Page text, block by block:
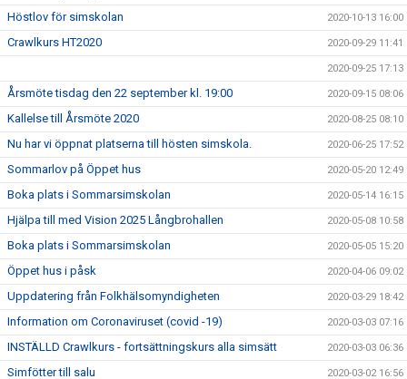
Höstlov för simskolan 2020-10-13 16:00
Crawlkurs HT2020 2020-09-29 11:41
2020-09-25 17:13
Årsmöte tisdag den 22 september kl. 19:00 2020-09-15 08:06
Kallelse till Årsmöte 2020 2020-08-25 08:10
Nu har vi öppnat platserna till hösten simskola. 2020-06-25 17:52
Sommarlov på Öppet hus 2020-05-20 12:49
Boka plats i Sommarsimskolan 2020-05-14 16:15
Hjälpa till med Vision 2025 Långbrohallen 2020-05-08 10:58
Boka plats i Sommarsimskolan 2020-05-05 15:20
Öppet hus i påsk 2020-04-06 09:02
Uppdatering från Folkhälsomyndigheten 2020-03-29 18:42
Information om Coronaviruset (covid -19) 2020-03-03 07:16
INSTÄLLD Crawlkurs - fortsättningskurs alla simsätt 2020-03-03 06:36
Simfötter till salu 2020-03-02 16:56